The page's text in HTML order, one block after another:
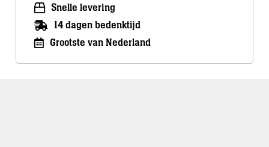
Snelle levering
14 dagen bedenktijd
Grootste van Nederland